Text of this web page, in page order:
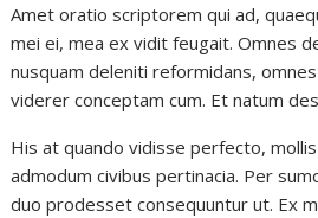
Amet oratio scriptorem qui ad,
mei ei, mea ex vidit feugait. Omnes
nusquam deleniti reformidans,
viderer conceptam cum. Et natum
His at quando vidisse perfecto,
admodum civibus pertinacia. Per
duo prodesset consequuntur ut. Ex